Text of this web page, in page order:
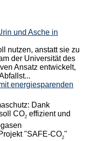
und Asche in
nutzen, anstatt sie zu
der Universität des
Ansatz entwickelt,
energiesparenden
Dank
CO2 effizient und
"SAFE-CO2"